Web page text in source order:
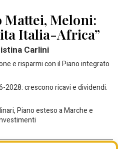
Mattei, Meloni:
Italia-Africa”
Carlini
e risparmi con il Piano integrato
2028: crescono ricavi e dividendi.
Piano esteso a Marche e